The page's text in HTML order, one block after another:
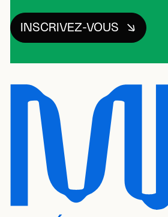
INSCRIVEZ-VOUS